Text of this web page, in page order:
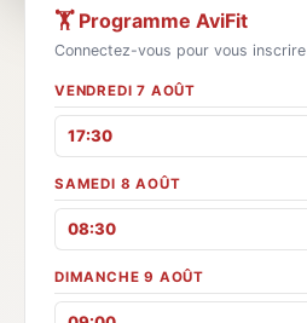
🏋️ Programme AviFit
Connectez-vous pour vous inscrire
VENDREDI 7 AOÛT
17:30
SAMEDI 8 AOÛT
08:30
DIMANCHE 9 AOÛT